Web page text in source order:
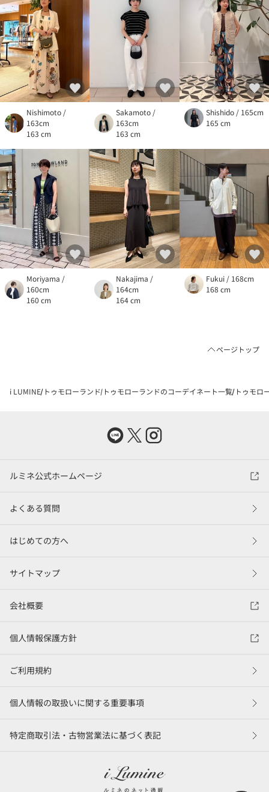
Nishimoto /
163cm
163 cm
Sakamoto /
163cm
163 cm
Shishido / 165cm
165 cm
Moriyama /
160cm
160 cm
Nakajima /
164cm
164 cm
Fukui / 168cm
168 cm
ページトップ
i LUMINE トゥモローランド トゥモローランドのコーデイネート一覧 トゥモロ
ルミネ公式ホームページ
よくある質問
はじめての方へ
サイトマップ
会社概要
個人情報保護方針
ご利用規約
個人情報の取扱いに関する重要事項
特定商取引法・古物営業法に基づく表記